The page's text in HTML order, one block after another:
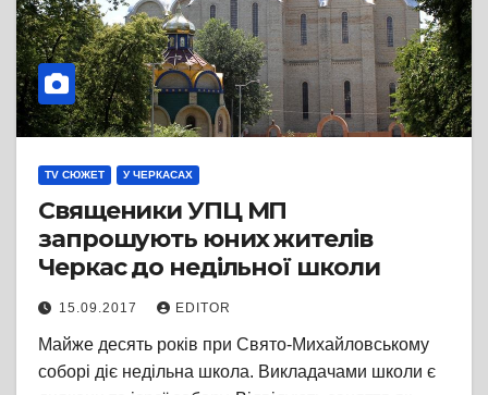
TV СЮЖЕТ У ЧЕРКАСАХ
Священики УПЦ МП
запрошують юних жителів
Черкас до недільної школи
15.09.2017 EDITOR
Майже десять років при Свято-Михайловському
соборі діє недільна школа. Викладачами школи є